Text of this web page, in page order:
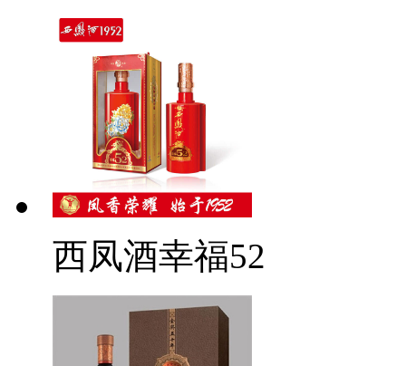
西凤酒幸福52